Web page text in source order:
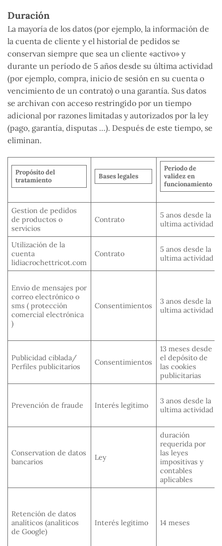
Duración
La mayoría de los datos (por ejemplo, la información de
la cuenta de cliente y el historial de pedidos se
conservan siempre que sea un cliente «activo» y
durante un período de 5 años desde su última actividad
(por ejemplo, compra, inicio de sesión en su cuenta o
vencimiento de un contrato) o una garantía. Sus datos
se archivan con acceso restringido por un tiempo
adicional por razones limitadas y autorizados por la ley
(pago, garantía, disputas …). Después de este tiempo, se
eliminan.
Propósito del
tratamiento
Bases legales
Periodo de
validez en
funcionamiento
Gestion de pedidos
de productos o
servicios
Contrato
5 anos desde la
ultima actividad
Utilización de la
cuenta
lidiacrochettricot.com
Contrato
5 anos desde la
ultima actividad
Envio de mensajes por
correo electrónico o
sms ( protección
comercial electrónica
)
Consentimientos
3 anos desde la
ultima actividad
Publicidad ciblada/
Perfiles publicitarios
Consentimientos
13 meses desde
el depósito de
las cookies
publicitarias
Prevención de fraude Interés legitimo
3 anos desde la
ultima actividad
Conservation de datos
bancarios
Ley
duración
requerida por
las leyes
impositivas y
contables
aplicables
Retención de datos
analíticos (analiticos
de Google)
Interés legitimo 14 meses